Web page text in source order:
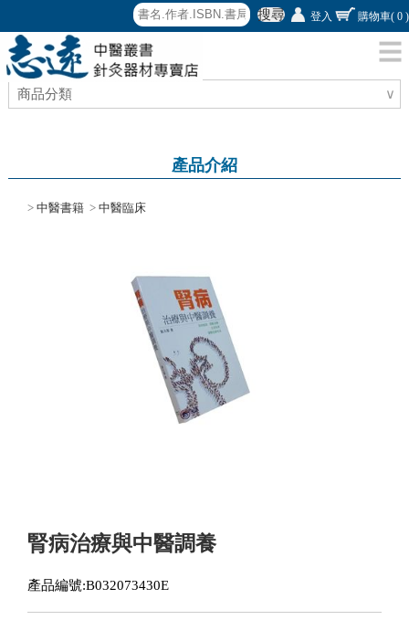
搜尋 登入 購物車( 0 )
商品分類 ∨
產品介紹
>中醫書籍 >中醫臨床
腎病治療與中醫調養
產品編號:B032073430E